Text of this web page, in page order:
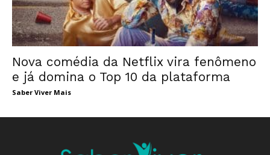
Nova comédia da Netflix vira fenômeno
e já domina o Top 10 da plataforma
Saber Viver Mais